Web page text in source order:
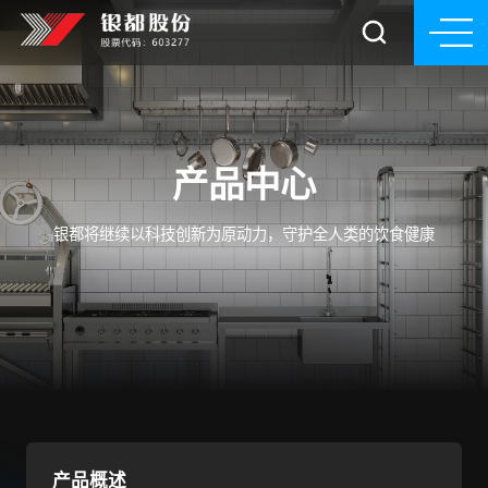
产品中心
银都将继续以科技创新为原动力，守护全人类的饮食健康
产品概述